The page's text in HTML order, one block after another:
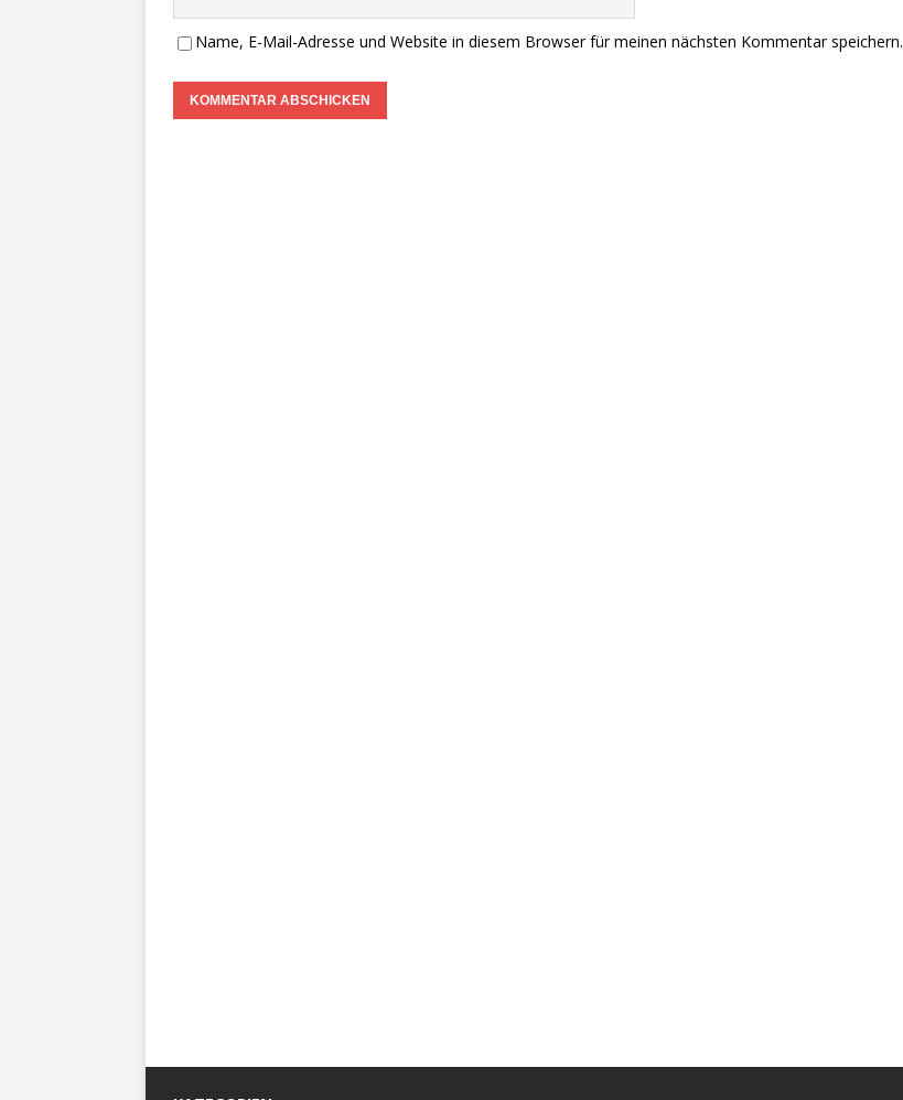
Name, E-Mail-Adresse und Website in diesem Browser für meinen nächsten Kommentar speichern.